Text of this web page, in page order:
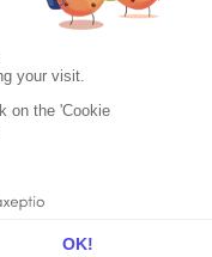
your visit.
on the 'Cookie
OK!